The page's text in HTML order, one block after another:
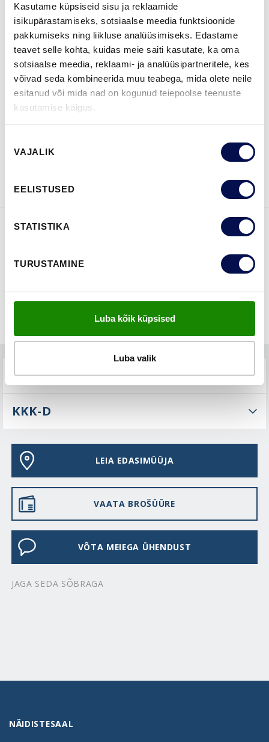
Kasutame küpsiseid sisu ja reklaamide
isikupärastamiseks, sotsiaalse meedia funktsioonide
pakkumiseks ning liikluse analüüsimiseks. Edastame
teavet selle kohta, kuidas meie saiti kasutate, ka oma
sotsiaalse meedia, reklaami- ja analüüsipartneritele, kes
võivad seda kombineerida muu teabega, mida olete neile
esitanud või mida nad on kogunud teiepoolse teenuste
kasutamise käigus.
valik
VAJALIK
EELISTUSED
STATISTIKA
TURUSTAMINE
Luba kõik küpsised
Luba valik
ROHKEM
MÕÕDUD
LEIA EDASIMÜÜJA
VAATA
Võta meiega
TEHNILINE KIRJELDUS
KKK-D
LEIA EDASIMÜÜJA
VAATA BROŠÜÜRE
VÕTA MEIEGA ÜHENDUST
JAGA SEDA SÕBRAGA
NÄIDISTESAAL